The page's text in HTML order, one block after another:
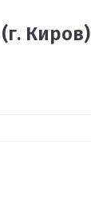
Киров)